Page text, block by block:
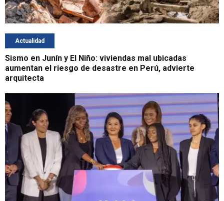
Actualidad
Sismo en Junín y El Niño: viviendas mal ubicadas
aumentan el riesgo de desastre en Perú, advierte
arquitecta